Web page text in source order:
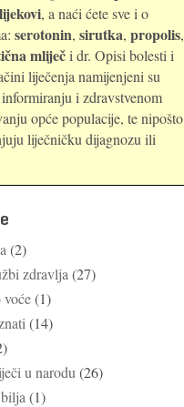
, a naći ćete sve i o
serotonin, sirutka, propolis,
mliječi dr. Opisi bolesti i
liječenja namijenjeni su
i zdravstvenom
opće populacije, te nipošto
liječničku dijagnozu ili
(2)
zdravlja (27)
voće(1)
(14)
u narodu (26)
(1)